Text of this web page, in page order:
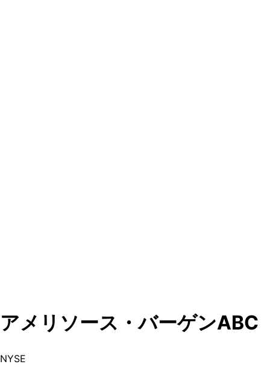
アメリソース・バーゲンABC
NYSE